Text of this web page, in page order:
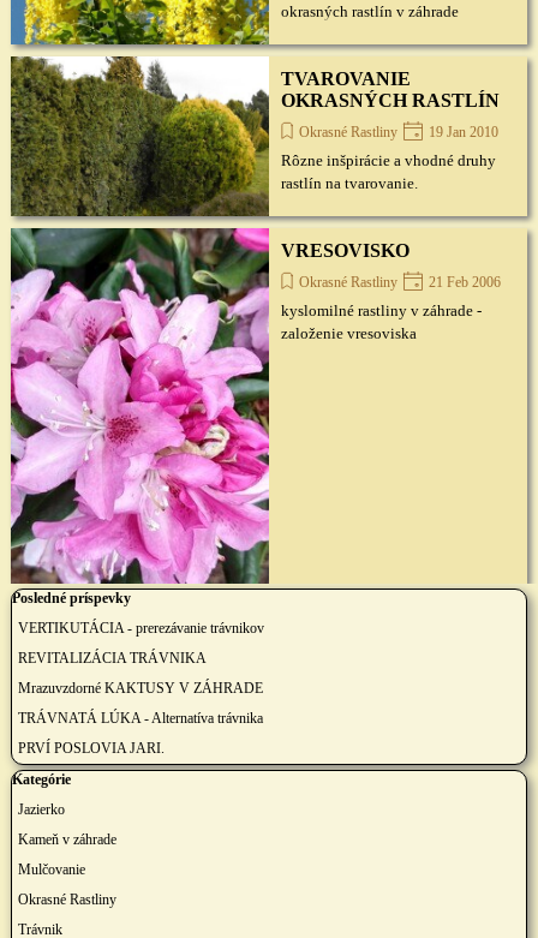
okrasných rastlín v záhrade
TVAROVANIE
OKRASNÝCH RASTLÍN
Okrasné Rastliny 19 Jan 2010
Rôzne inšpirácie a vhodné druhy
rastlín na tvarovanie.
VRESOVISKO
Okrasné Rastliny 21 Feb 2006
kyslomilné rastliny v záhrade -
založenie vresoviska
Preskočiť blok Posledné príspevky
Posledné príspevky
VERTIKUTÁCIA - prerezávanie trávnikov
REVITALIZÁCIA TRÁVNIKA
Mrazuvzdorné KAKTUSY V ZÁHRADE
TRÁVNATÁ LÚKA - Alternatíva trávnika
PRVÍ POSLOVIA JARI.
Preskočiť blok Kategórie
Kategórie
Jazierko
Kameň v záhrade
Mulčovanie
Okrasné Rastliny
Trávnik